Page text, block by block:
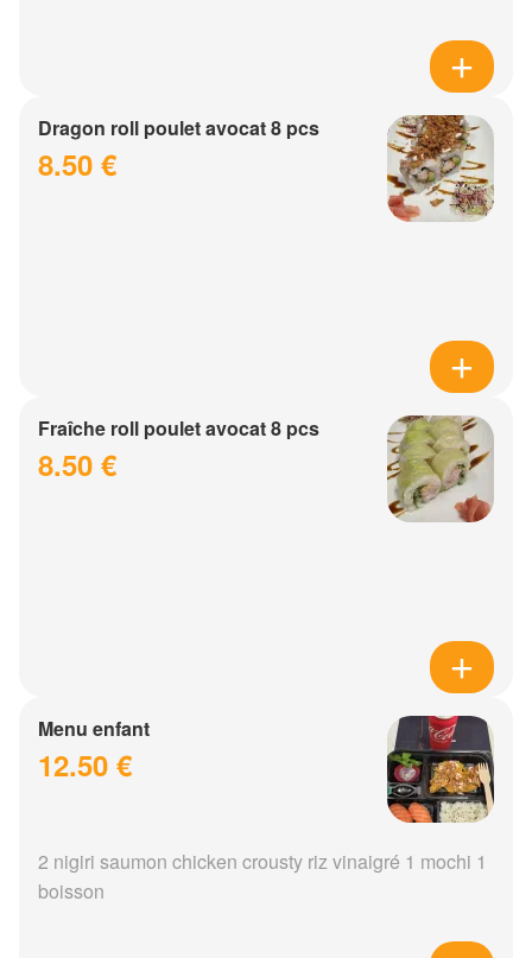
Dragon roll poulet avocat 8 pcs
8.50 €
Fraîche roll poulet avocat 8 pcs
8.50 €
Menu enfant
12.50 €
2 nigiri saumon chicken crousty riz vinaigré 1 mochi 1
boisson